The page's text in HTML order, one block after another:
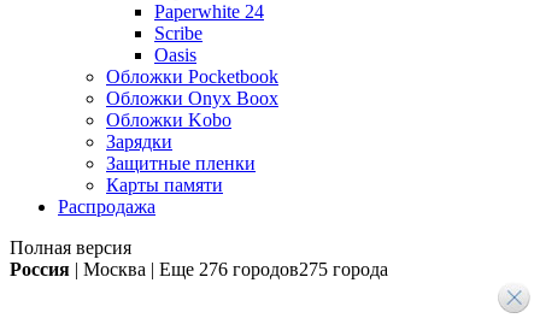
Paperwhite 24
Scribe
Oasis
Обложки Pocketbook
Обложки Onyx Boox
Обложки Kobo
Зарядки
Защитные пленки
Карты памяти
Распродажа
Полная версия
Россия | Москва | Еще 276 городов275 города